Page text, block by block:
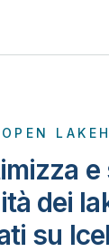
risultati aziendali
dati
dei
su